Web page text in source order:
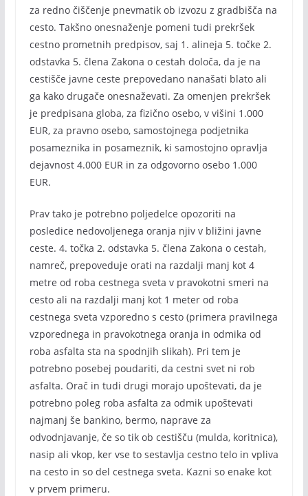
za redno čiščenje pnevmatik ob izvozu z gradbišča na
cesto. Takšno onesnaženje pomeni tudi prekršek
cestno prometnih predpisov, saj 1. alineja 5. točke 2.
odstavka 5. člena Zakona o cestah določa, da je na
cestišče javne ceste prepovedano nanašati blato ali
ga kako drugače onesnaževati. Za omenjen prekršek
je predpisana globa, za fizično osebo, v višini 1.000
EUR, za pravno osebo, samostojnega podjetnika
posameznika in posameznik, ki samostojno opravlja
dejavnost 4.000 EUR in za odgovorno osebo 1.000
EUR.
Prav tako je potrebno poljedelce opozoriti na
posledice nedovoljenega oranja njiv v bližini javne
ceste. 4. točka 2. odstavka 5. člena Zakona o cestah,
namreč, prepoveduje orati na razdalji manj kot 4
metre od roba cestnega sveta v pravokotni smeri na
cesto ali na razdalji manj kot 1 meter od roba
cestnega sveta vzporedno s cesto (primera pravilnega
vzporednega in pravokotnega oranja in odmika od
roba asfalta sta na spodnjih slikah). Pri tem je
potrebno posebej poudariti, da cestni svet ni rob
asfalta. Orač in tudi drugi morajo upoštevati, da je
potrebno poleg roba asfalta za odmik upoštevati
najmanj še bankino, bermo, naprave za
odvodnjavanje, če so tik ob cestišču (mulda, koritnica),
nasip ali vkop, ker vse to sestavlja cestno telo in vpliva
na cesto in so del cestnega sveta. Kazni so enake kot
v prvem primeru.